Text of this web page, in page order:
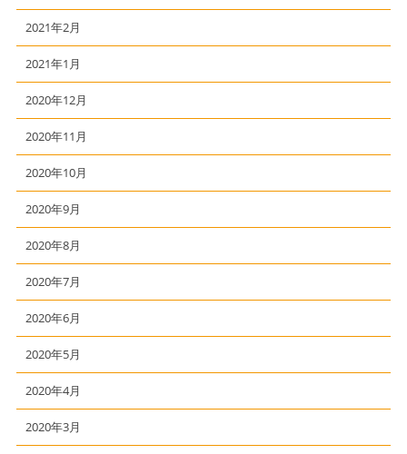
2021年2月
2021年1月
2020年12月
2020年11月
2020年10月
2020年9月
2020年8月
2020年7月
2020年6月
2020年5月
2020年4月
2020年3月